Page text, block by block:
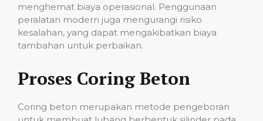
menghemat biaya operasional. Penggunaan
peralatan modern juga mengurangi risiko
kesalahan, yang dapat mengakibatkan biaya
tambahan untuk perbaikan.
Proses Coring Beton
Coring beton merupakan metode pengeboran